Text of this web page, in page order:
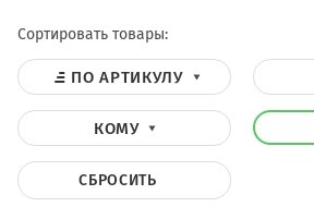
Сортировать товары:
ПО АРТИКУЛУ
КОМУ
СБРОСИТЬ